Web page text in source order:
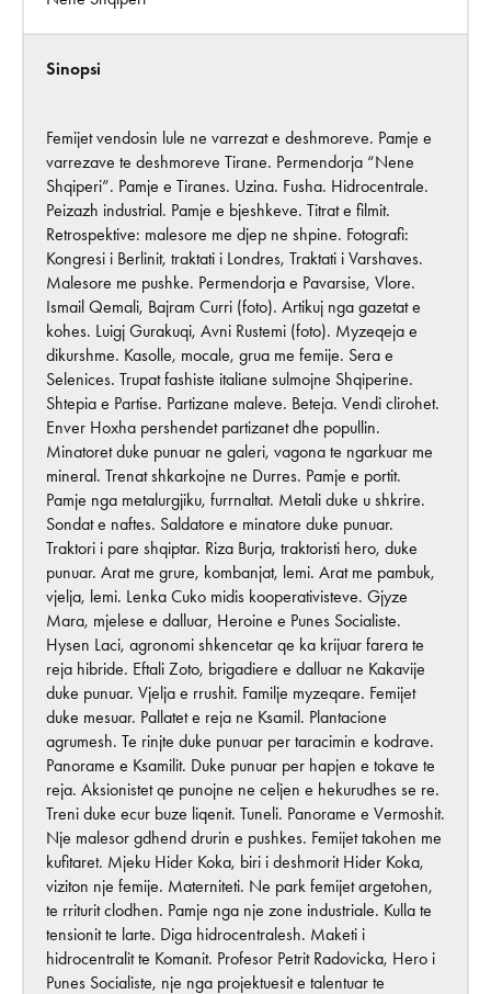
Sinopsi
Femijet vendosin lule ne varrezat e deshmoreve. Pamje e
varrezave te deshmoreve Tirane. Permendorja “Nene
Shqiperi”. Pamje e Tiranes. Uzina. Fusha. Hidrocentrale.
Peizazh industrial. Pamje e bjeshkeve. Titrat e filmit.
Retrospektive: malesore me djep ne shpine. Fotografi:
Kongresi i Berlinit, traktati i Londres, Traktati i Varshaves.
Malesore me pushke. Permendorja e Pavarsise, Vlore.
Ismail Qemali, Bajram Curri (foto). Artikuj nga gazetat e
kohes. Luigj Gurakuqi, Avni Rustemi (foto). Myzeqeja e
dikurshme. Kasolle, mocale, grua me femije. Sera e
Selenices. Trupat fashiste italiane sulmojne Shqiperine.
Shtepia e Partise. Partizane maleve. Beteja. Vendi clirohet.
Enver Hoxha pershendet partizanet dhe popullin.
Minatoret duke punuar ne galeri, vagona te ngarkuar me
mineral. Trenat shkarkojne ne Durres. Pamje e portit.
Pamje nga metalurgjiku, furrnaltat. Metali duke u shkrire.
Sondat e naftes. Saldatore e minatore duke punuar.
Traktori i pare shqiptar. Riza Burja, traktoristi hero, duke
punuar. Arat me grure, kombanjat, lemi. Arat me pambuk,
vjelja, lemi. Lenka Cuko midis kooperativisteve. Gjyze
Mara, mjelese e dalluar, Heroine e Punes Socialiste.
Hysen Laci, agronomi shkencetar qe ka krijuar farera te
reja hibride. Eftali Zoto, brigadiere e dalluar ne Kakavije
duke punuar. Vjelja e rrushit. Familje myzeqare. Femijet
duke mesuar. Pallatet e reja ne Ksamil. Plantacione
agrumesh. Te rinjte duke punuar per taracimin e kodrave.
Panorame e Ksamilit. Duke punuar per hapjen e tokave te
reja. Aksionistet qe punojne ne celjen e hekurudhes se re.
Treni duke ecur buze liqenit. Tuneli. Panorame e Vermoshit.
Nje malesor gdhend drurin e pushkes. Femijet takohen me
kufitaret. Mjeku Hider Koka, biri i deshmorit Hider Koka,
viziton nje femije. Materniteti. Ne park femijet argetohen,
te rriturit clodhen. Pamje nga nje zone industriale. Kulla te
tensionit te larte. Diga hidrocentralesh. Maketi i
hidrocentralit te Komanit. Profesor Petrit Radovicka, Hero i
Punes Socialiste, nje nga projektuesit e talentuar te